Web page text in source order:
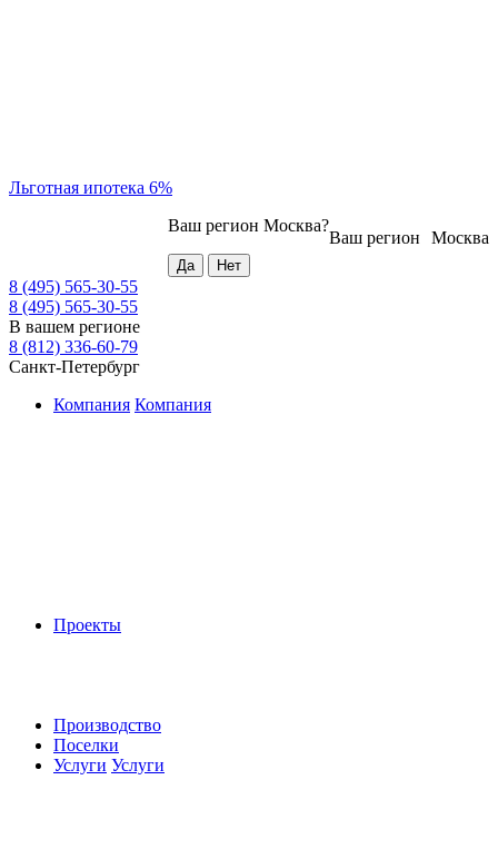
Льготная ипотека 6%
Москва
Ваш регион
Ваш регион Москва?
8 (495) 565-30-55
8 (495) 565-30-55
В вашем регионе
8 (812) 336-60-79
Санкт-Петербург
Компания Компания
Проекты
Производство
Поселки
Услуги Услуги